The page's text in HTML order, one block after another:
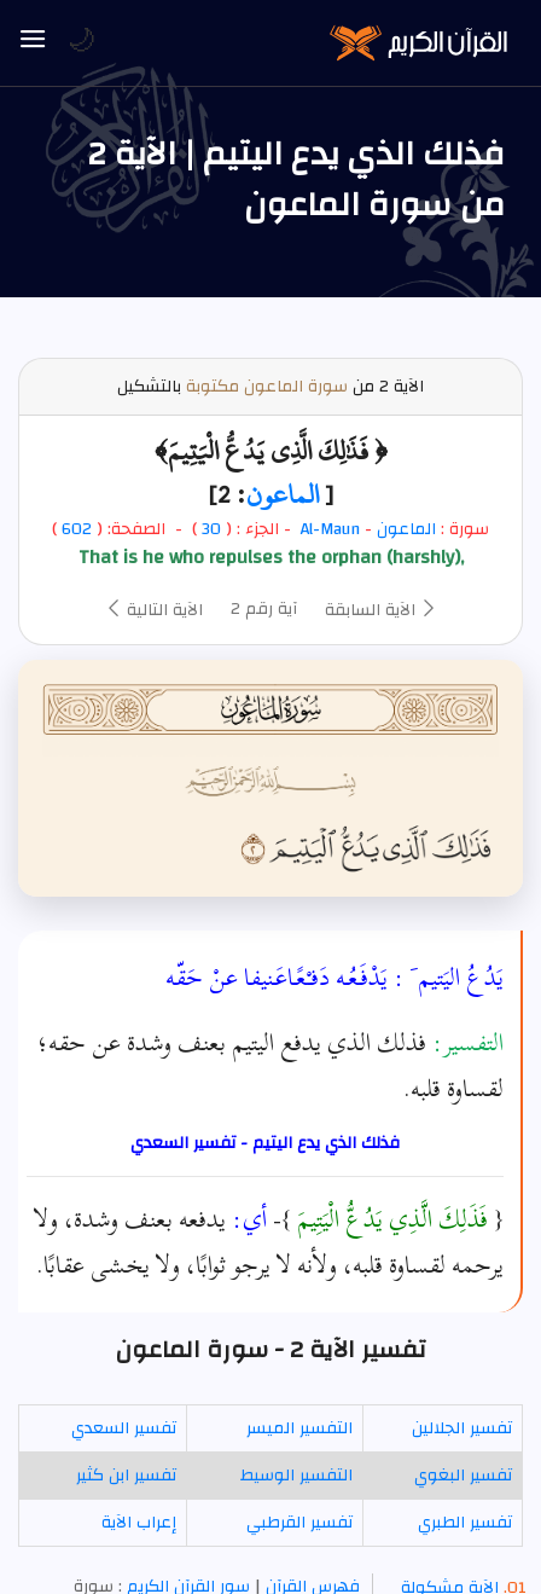
فذلك الذي يدع اليتيم | الآية 2
من سورة الماعون
الآية سورة الماعون مكتوبةبالتشكيل
﴿ فَذَٰلِكَ الَّذِي يَدُعُّ الْيَتِيمَ﴾
[الماعون: 2]
سورة :الماعون-
Al-Maun - الجزء : (30) - الصفحة: ( 602
)
That is he who repulses the orphan (harshly),
الآية السابقة آية رقم 2 الآية التالية
يَدُعُ اليَتيم َ : يَدْفَـعُـه دَفـْعًـاعَـنيفا عنْ حَقّه
التفسير: فذلك الذي يدفع اليتيم بعنف وشدة عن حقه؛
لقساوة قلبه.
فذلك الذي يدع اليتيم - تفسير السعدي
{فَذَلِكَ الَّذِي يَدُعُّ الْيَتِيمَ}-أي: يدفعه بعنف وشدة، ولا
يرحمه لقساوة قلبه، ولأنه لا يرجو ثوابًا، ولا يخشى عقابًا.
تفسير الآية 2 - سورة الماعون
تفسير الجلالين التفسير الميسر
تفسير السعدي
تفسير البغوي
التفسير الوسيط
تفسير ابن كثير
تفسير الطبري
تفسير القرطبي إعراب الآية
فهرس القرآن | سور القرآن الكريم: سورة
🌙